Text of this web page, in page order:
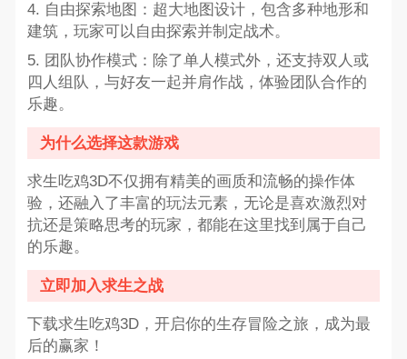
4. 自由探索地图：超大地图设计，包含多种地形和
建筑，玩家可以自由探索并制定战术。
5. 团队协作模式：除了单人模式外，还支持双人或
四人组队，与好友一起并肩作战，体验团队合作的
乐趣。
为什么选择这款游戏
求生吃鸡3D不仅拥有精美的画质和流畅的操作体
验，还融入了丰富的玩法元素，无论是喜欢激烈对
抗还是策略思考的玩家，都能在这里找到属于自己
的乐趣。
立即加入求生之战
下载求生吃鸡3D，开启你的生存冒险之旅，成为最
后的赢家！